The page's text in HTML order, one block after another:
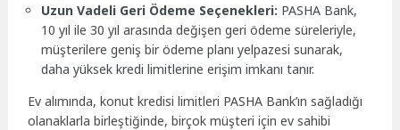
Uzun Vadeli Geri Ödeme Seçenekleri: PASHA Bank,
10 yıl ile 30 yıl arasında değişen geri ödeme süreleriyle,
müşterilere geniş bir ödeme planı yelpazesi sunarak,
daha yüksek kredi limitlerine erişim imkanı tanır.
Ev alımında, konut kredisi limitleri PASHA Bank’ın sağladığı
olanaklarla birleştiğinde, birçok müşteri için ev sahibi